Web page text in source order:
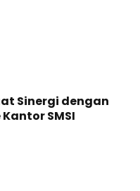
Sinergi dengan
SMSI